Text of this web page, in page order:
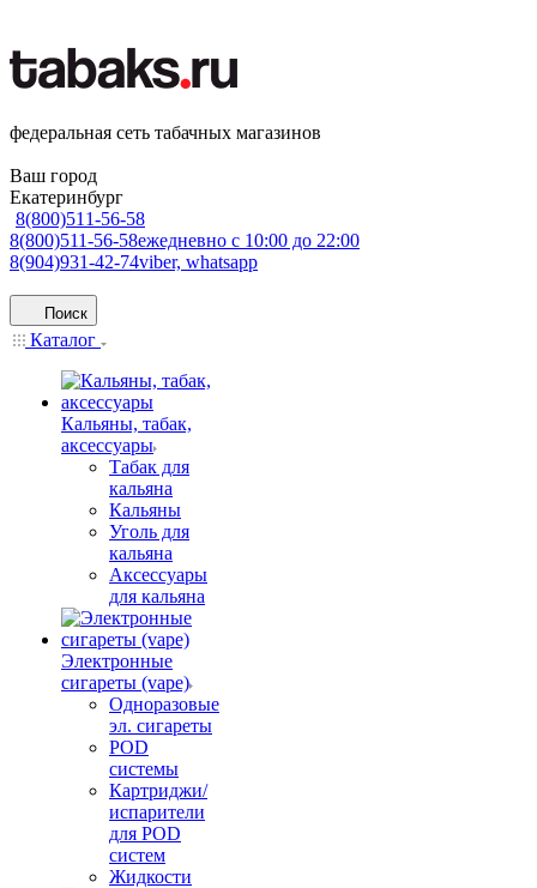
федеральная сеть табачных магазинов
Ваш город
Екатеринбург
8(800)511-56-58
8(800)511-56-58ежедневно с 10:00 до 22:00
8(904)931-42-74viber, whatsapp
Поиск
Каталог
Кальяны, табак,
аксессуары
Табак для
кальяна
Кальяны
Уголь для
кальяна
Аксессуары
для кальяна
Электронные
сигареты (vape)
Одноразовые
эл. сигареты
POD
системы
Картриджи/
испарители
для POD
систем
Жидкости